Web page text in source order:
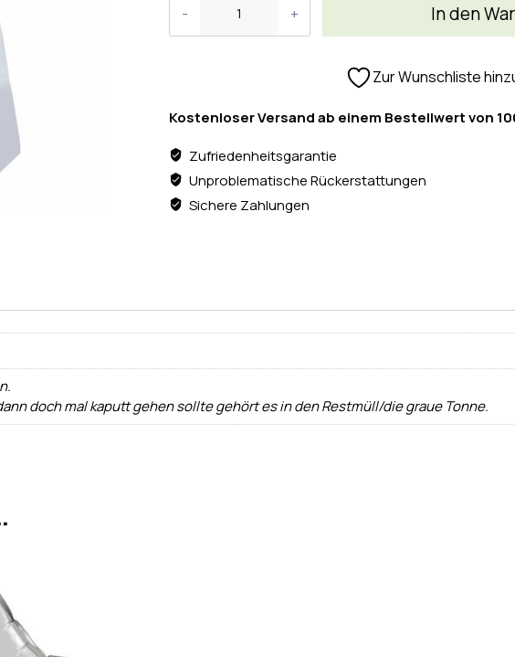
In den
Zur Wunschliste
Kostenloser Versand ab einem Bestellwert von
Zufriedenheitsgarantie
Unproblematische Rückerstattungen
Sichere Zahlungen
doch mal kaputt gehen sollte gehört es in den Restmüll/die graue Tonne.